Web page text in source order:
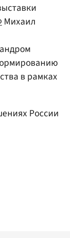
Михаил
в рамках
России